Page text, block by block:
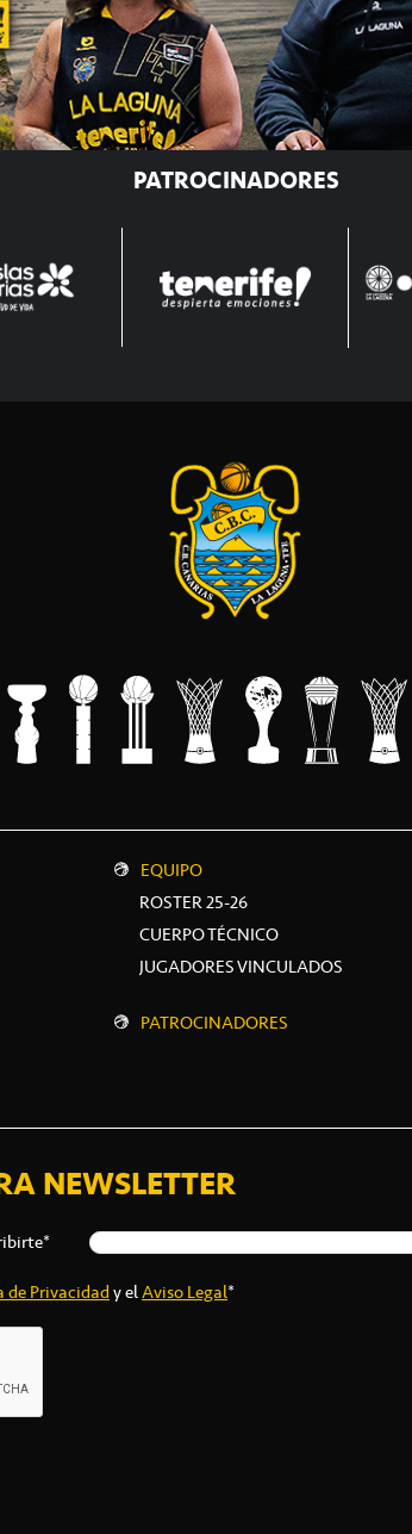
PATROCINADORES
EQUIPO
ROSTER 25-26
CUERPO TÉCNICO
JUGADORES VINCULADOS
PATROCINADORES
NEWSLETTER
de Privacidady elAviso Legal*